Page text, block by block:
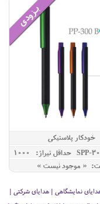
خودکار پلاستیکی
حداقل تيراژ: 1000
« موجود نیست »
نمایشگاهی | هدایای شرکتی |